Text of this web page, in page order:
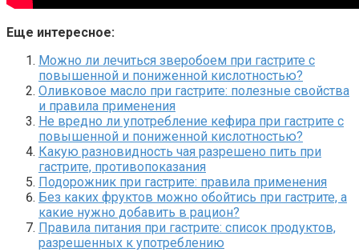
Еще интересное:
Можно ли лечиться зверобоем при гастрите с
повышенной и пониженной кислотностью?
Оливковое масло при гастрите: полезные свойства
и правила применения
Не вредно ли употребление кефира при гастрите с
повышенной и пониженной кислотностью?
Какую разновидность чая разрешено пить при
гастрите, противопоказания
Подорожник при гастрите: правила применения
Без каких фруктов можно обойтись при гастрите, а
какие нужно добавить в рацион?
Правила питания при гастрите: список продуктов,
разрешенных к употреблению